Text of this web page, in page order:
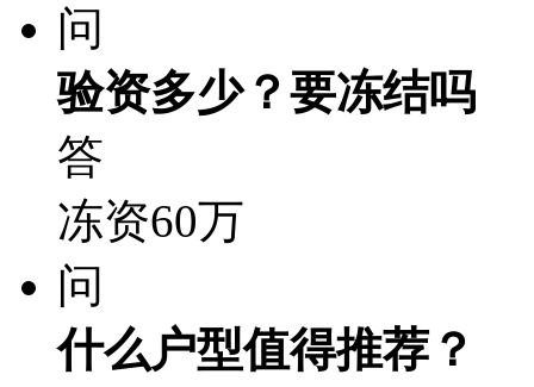
问
验资多少？要冻结吗
答
冻资60万
问
什么户型值得推荐？